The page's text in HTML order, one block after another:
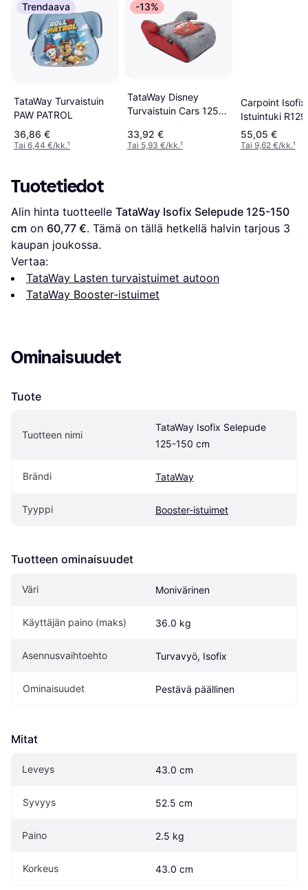
Trendaava
TataWay Turvaistuin
PAW PATROL
36,86 €
Tai 6,44 €/kk.¹
-13%
TataWay Disney
Turvaistuin Cars 125-
33,92 €
Tai 5,93 €/kk.¹
Carpoint Isofix
Istuintuki R129
Hyväksytty
cm
55,05 €
Tai 9,62 €/kk.¹
Tuotetiedot
Alin hinta tuotteelle TataWay Isofix Selepude 125-150
cm on 60,77 €. Tämä on tällä hetkellä halvin tarjous 3
kaupan joukossa.
Vertaa:
TataWay Lasten turvaistuimet autoon
TataWay Booster-istuimet
Ominaisuudet
Tuote
Tuotteen nimi
TataWay Isofix Selepude
125-150 cm
Brändi TataWay
Tyyppi Booster-istuimet
Tuotteen ominaisuudet
Väri Monivärinen
Käyttäjän paino (maks) 36.0 kg
Asennusvaihtoehto Turvavyö, Isofix
Ominaisuudet Pestävä päällinen
Mitat
Leveys 43.0 cm
Syvyys 52.5 cm
Paino 2.5 kg
Korkeus 43.0 cm